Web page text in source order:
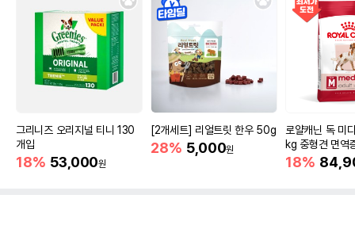
그리니즈 오리지널 티니 130
개입
18% 53,000원
[2개세트] 리얼트릿 한우 50g
28% 5,000원
로얄캐닌 독 미
kg 중형견 면역
18%